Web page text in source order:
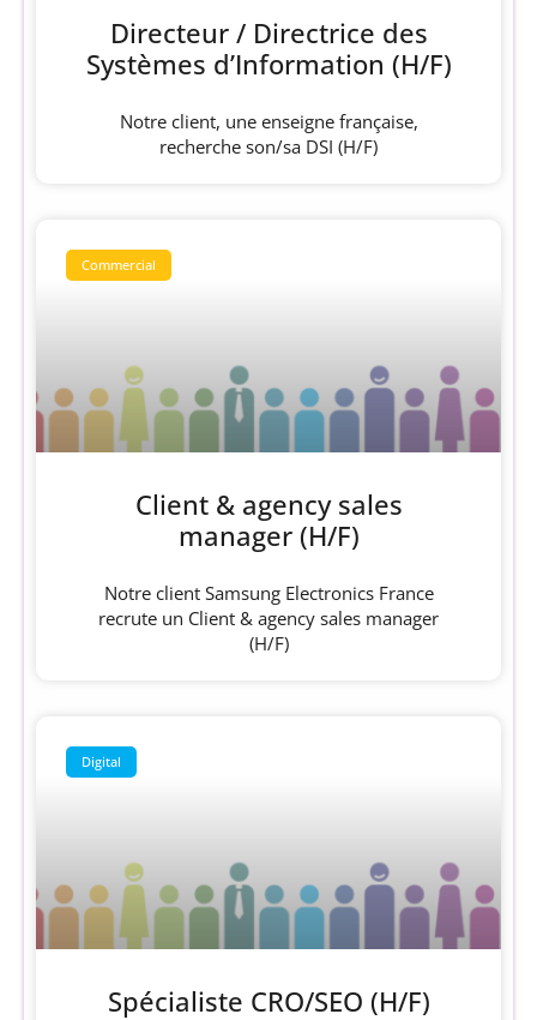
Directeur / Directrice des
Systèmes d’Information (H/F)
Notre client, une enseigne française,
recherche son/sa DSI (H/F)
Commercial
Client & agency sales
manager (H/F)
Notre client Samsung Electronics France
recrute un Client & agency sales manager
(H/F)
Digital
Spécialiste CRO/SEO (H/F)